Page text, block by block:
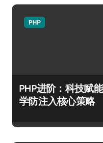
PHP
PHP进阶：科技赋
学防注入核心策略